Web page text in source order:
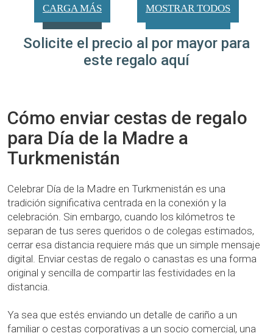
CARGA MÁS MOSTRAR TODOS
Solicite el precio al por mayor para
este regalo aquí
Cómo enviar cestas de regalo
para Día de la Madre a
Turkmenistán
Celebrar Día de la Madre en Turkmenistán es una
tradición significativa centrada en la conexión y la
celebración. Sin embargo, cuando los kilómetros te
separan de tus seres queridos o de colegas estimados,
cerrar esa distancia requiere más que un simple mensaje
digital. Enviar cestas de regalo o canastas es una forma
original y sencilla de compartir las festividades en la
distancia.
Ya sea que estés enviando un detalle de cariño a un
familiar o cestas corporativas a un socio comercial, una